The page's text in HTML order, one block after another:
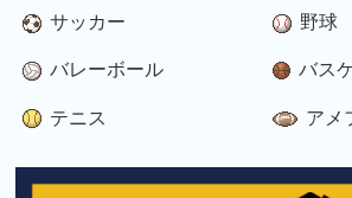
サッカー 野球
バレーボール バス
テニス アメ